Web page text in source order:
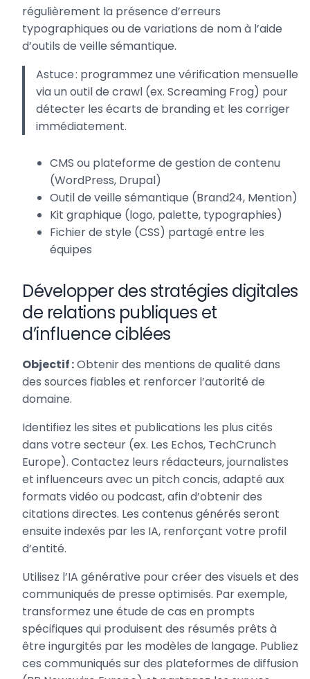
régulièrement la présence d’erreurs
typographiques ou de variations de nom à l’aide
d’outils de veille sémantique.
Astuce : programmez une vérification mensuelle
via un outil de crawl (ex. Screaming Frog) pour
détecter les écarts de branding et les corriger
immédiatement.
CMS ou plateforme de gestion de contenu
(WordPress, Drupal)
Outil de veille sémantique (Brand24, Mention)
Kit graphique (logo, palette, typographies)
Fichier de style (CSS) partagé entre les
équipes
Développer des stratégies digitales
de relations publiques et
d’influence ciblées
Objectif :Obtenir des mentions de qualité dans
des sources fiables et renforcer l’autorité de
domaine.
Identifiez les sites et publications les plus cités
dans votre secteur (ex. Les Echos, TechCrunch
Europe). Contactez leurs rédacteurs, journalistes
et influenceurs avec un pitch concis, adapté aux
formats vidéo ou podcast, afin d’obtenir des
citations directes. Les contenus générés seront
ensuite indexés par les IA, renforçant votre profil
d’entité.
Utilisez l’IA générative pour créer des visuels et des
communiqués de presse optimisés. Par exemple,
transformez une étude de cas en prompts
spécifiques qui produisent des résumés prêts à
être ingurgités par les modèles de langage. Publiez
ces communiqués sur des plateformes de diffusion